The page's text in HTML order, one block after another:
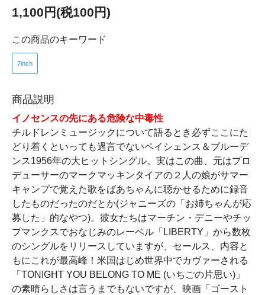
1,100円(税100円)
この商品のキーワード
7inch
商品説明
イノセンスの先にある危険な中毒性
チルドレンミュージックについて語るとき必ずここにた
どり着くといっても過言でないペイシェンス＆プルーデ
ンス1956年の大ヒットシングル。実はこの曲、元はプロ
デューサーのマークマッキンタイアの２人の娘がサマー
キャンプで覚えた歌をばあちゃんに聴かせるために録音
したものだったのだとか(ジャニーズの「お姉ちゃんが応
募した」的なやつ)。彼女たちはマーチン・デニーやチッ
プマンクスでおなじみのレーベル「LIBERTY」から数枚
のシングルをリリースしていますが、セールス、内容と
もにこれが最高峰！米国はじめ世界中でカヴァーされる
「TONIGHT YOU BELONG TO ME (いちごの片思い)」
の素晴らしさは言うまでもないですが、映画「ゴースト